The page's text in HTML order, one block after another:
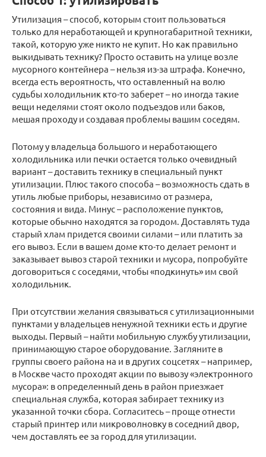
Утилизация – способ, которым стоит пользоваться
только для неработающей и крупногабаритной техники,
такой, которую уже никто не купит. Но как правильно
выкидывать технику? Просто оставить на улице возле
мусорного контейнера – нельзя из-за штрафа. Конечно,
всегда есть вероятность, что оставленный на волю
судьбы холодильник кто-то заберет – но иногда такие
вещи неделями стоят около подъездов или баков,
мешая проходу и создавая проблемы вашим соседям.
Потому у владельца большого и неработающего
холодильника или печки остается только очевидный
вариант – доставить технику в специальный пункт
утилизации. Плюс такого способа – возможность сдать в
утиль любые приборы, независимо от размера,
состояния и вида. Минус – расположение пунктов,
которые обычно находятся за городом. Доставлять туда
старый хлам придется своими силами – или платить за
его вывоз. Если в вашем доме кто-то делает ремонт и
заказывает вывоз старой техники и мусора, попробуйте
договориться с соседями, чтобы «подкинуть» им свой
холодильник.
При отсутствии желания связываться с утилизационными
пунктами у владельцев ненужной техники есть и другие
выходы. Первый – найти мобильную службу утилизации,
принимающую старое оборудование. Загляните в
группы своего района на и в других соцсетях – например,
в Москве часто проходят акции по вывозу «электронного
мусора»: в определенный день в район приезжает
специальная служба, которая забирает технику из
указанной точки сбора. Согласитесь – проще отнести
старый принтер или микроволновку в соседний двор,
чем доставлять ее за город для утилизации.